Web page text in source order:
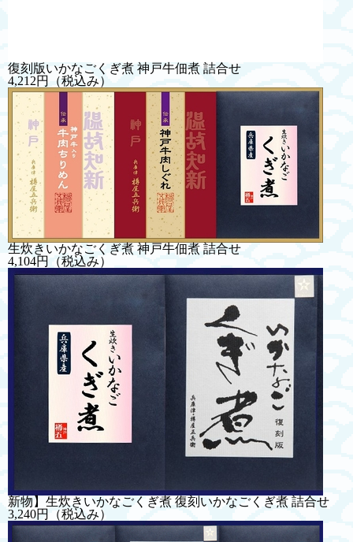
復刻版いかなごくぎ煮 神戸牛佃煮 詰合せ
4,212円
（税込み）
生炊きいかなごくぎ煮 神戸牛佃煮 詰合せ
4,104円
（税込み）
新物】生炊きいかなごくぎ煮 復刻いかなごくぎ煮 詰合せ
3,240円
（税込み）